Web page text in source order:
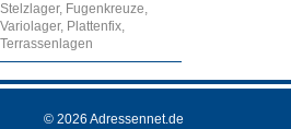
Stelzlager, Fugenkreuze,
Variolager, Plattenfix,
Terrassenlagen
© 2026 Adressennet.de